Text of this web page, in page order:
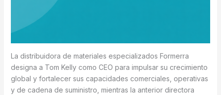
La distribuidora de materiales especializados Formerra
designa a Tom Kelly como CEO para impulsar su crecimiento
global y fortalecer sus capacidades comerciales, operativas
y de cadena de suministro, mientras la anterior directora